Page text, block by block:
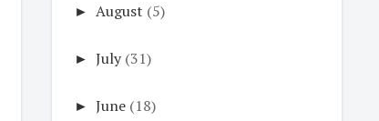
► August (5)
► July (31)
► June (18)